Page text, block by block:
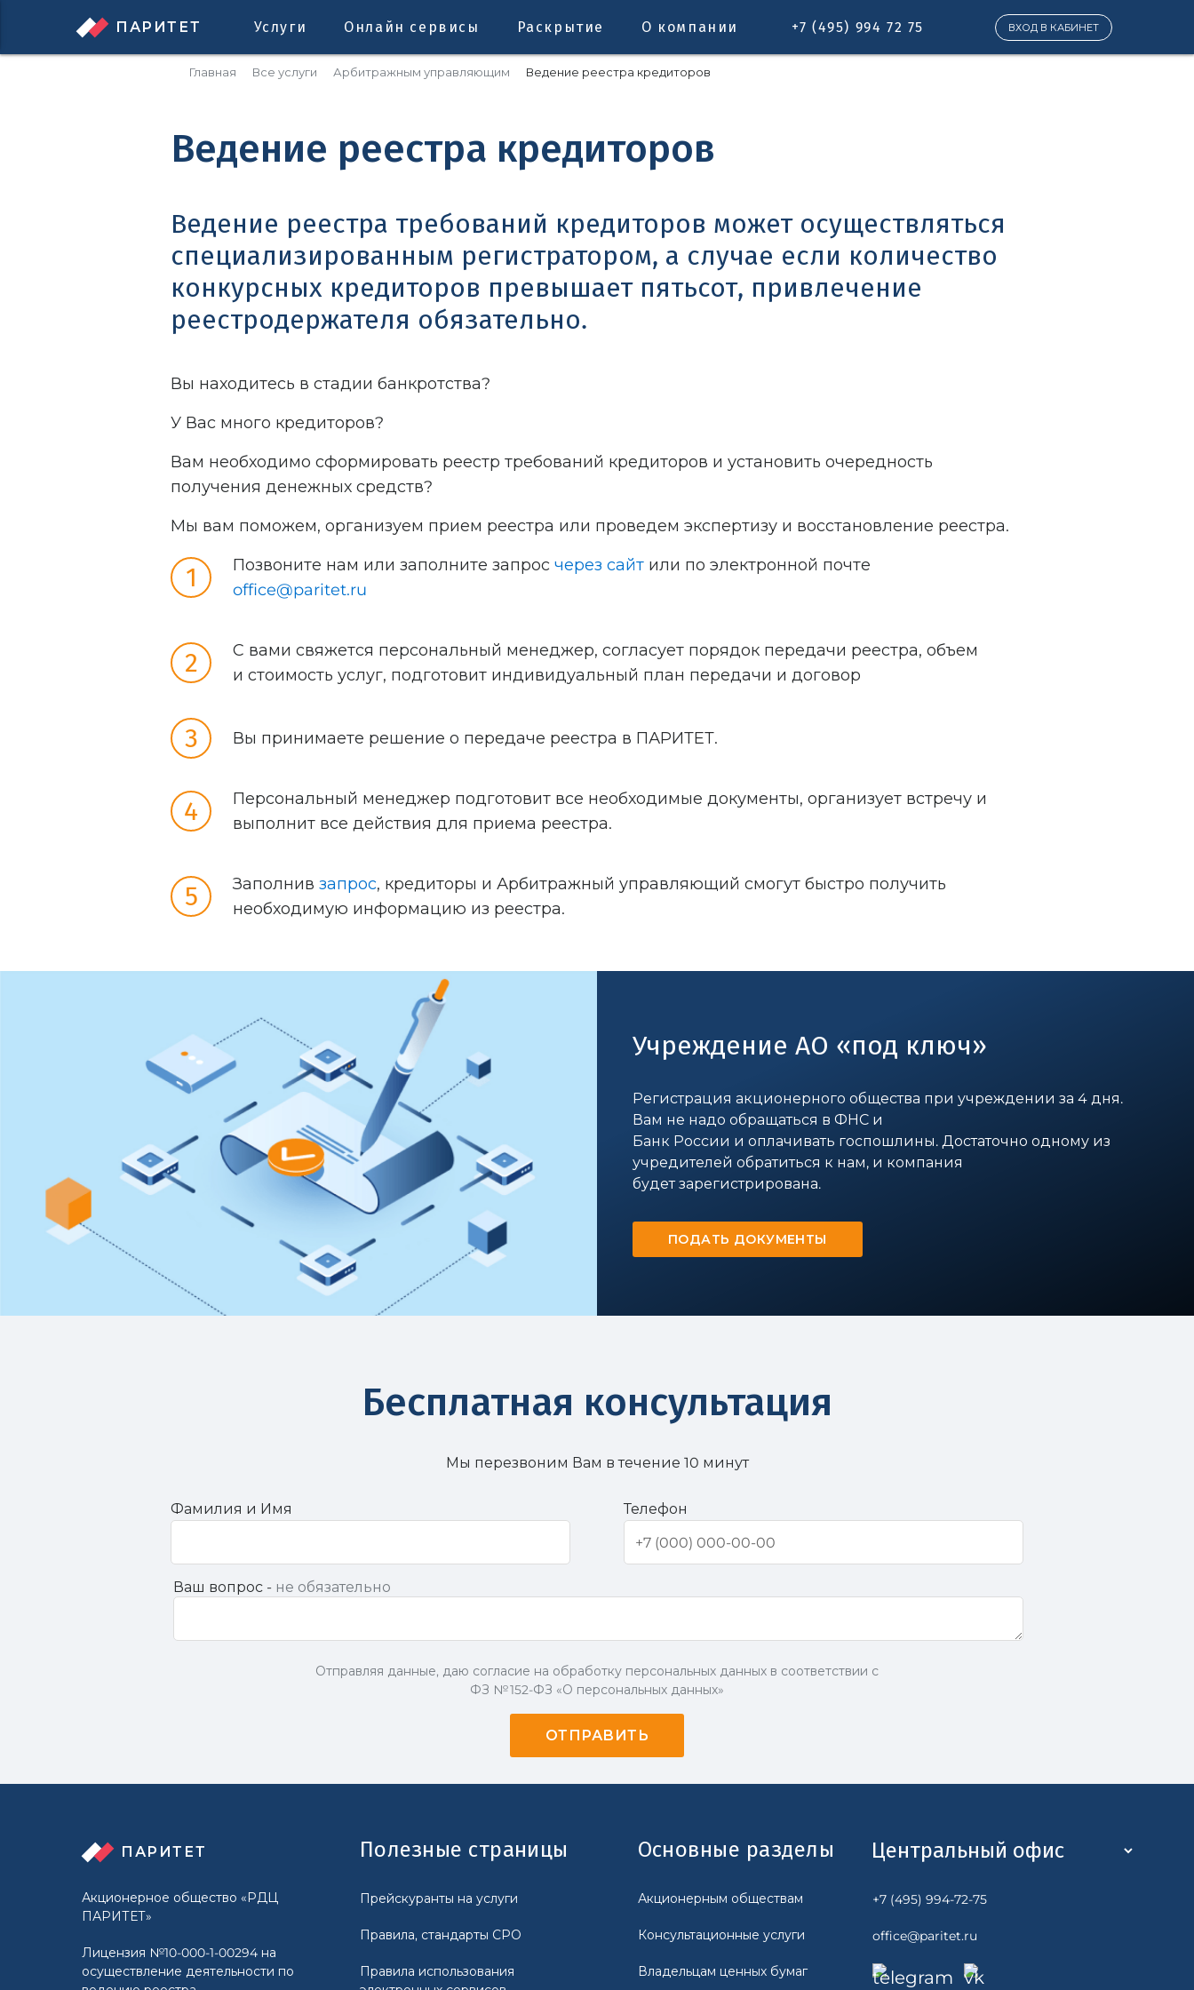
ПАРИТЕТ Услуги Онлайн сервисы Раскрытие О компании +7 (495) 994 72 75 ВХОД В КАБИНЕТ
Главная Все услуги Арбитражным управляющим Ведение реестра кредиторов
Ведение реестра кредиторов
Ведение реестра требований кредиторов может осуществляться
специализированным регистратором, а случае если количество
конкурсных кредиторов превышает пятьсот, привлечение
реестродержателя обязательно.
Вы находитесь в стадии банкротства?
У Вас много кредиторов?
Вам необходимо сформировать реестр требований кредиторов и установить очередность
получения денежных средств?
Мы вам поможем, организуем прием реестра или проведем экспертизу и восстановление реестра.
Позвоните нам или заполните запрос через сайт или по электронной почте
office@paritet.ru
С вами свяжется персональный менеджер, согласует порядок передачи реестра, объем
и стоимость услуг, подготовит индивидуальный план передачи и договор
Вы принимаете решение о передаче реестра в ПАРИТЕТ.
Персональный менеджер подготовит все необходимые документы, организует встречу и
выполнит все действия для приема реестра.
Заполнив запрос, кредиторы и Арбитражный управляющий смогут быстро получить
необходимую информацию из реестра.
Учреждение АО «под ключ»
Регистрация акционерного общества при учреждении за 4 дня.
Вам не надо обращаться в ФНС и
Банк России и оплачивать госпошлины. Достаточно одному из
учредителей обратиться к нам, и компания
будет зарегистрирована.
ПОДАТЬ ДОКУМЕНТЫ
Бесплатная консультация
Мы перезвоним Вам в течение 10 минут
Фамилия и Имя Телефон
Ваш вопрос - не обязательно
Отправляя данные, даю согласие на обработку персональных данных в соответствии с
ФЗ № 152-ФЗ «О персональных данных»
ПАРИТЕТ
Акционерное общество «РДЦ
ПАРИТЕТ»
Лицензия №10-000-1-00294 на
осуществление деятельности по
Полезные страницы
Прейскуранты на услуги
Правила, стандарты СРО
Правила использования
Основные разделы
Акционерным обществам
Консультационные услуги
Владельцам ценных бумаг
+7 (495) 994-72-75
office@paritet.ru